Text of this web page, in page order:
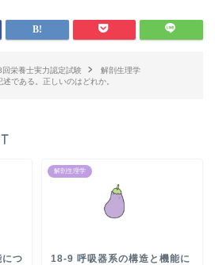
回栄養士実力認定試験
解剖生理学
である。正しいのはどれか。
つ
解剖生理学
18-9 呼吸器系の構造と機能に